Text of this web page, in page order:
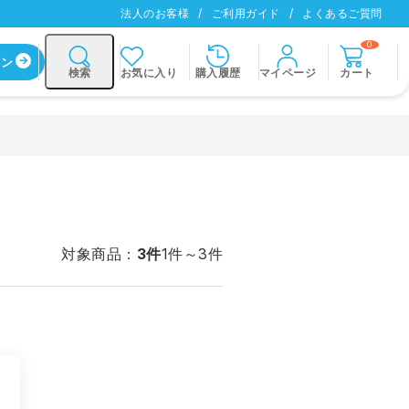
法人のお客様 ご利用ガイド よくあるご質問
検索 お気に入り 購入履歴 マイページ カート
0
対象商品： 3件1件～3件